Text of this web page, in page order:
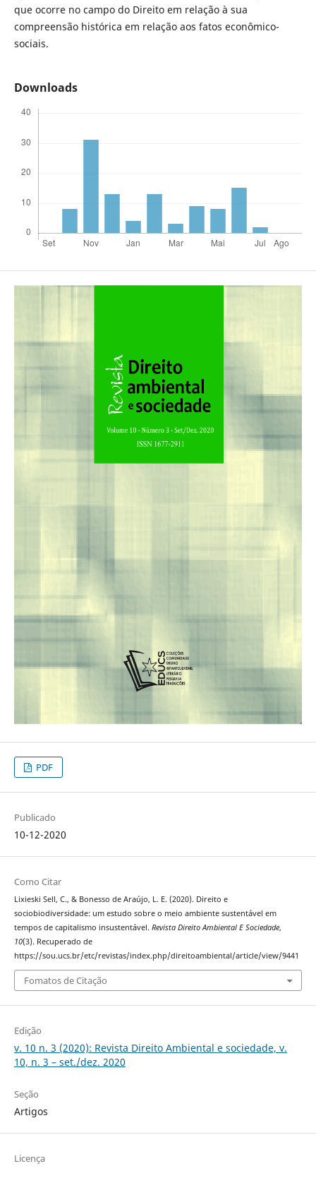
que ocorre no campo do Direito em relação à sua
compreensão histórica em relação aos fatos econômico-
sociais.
Downloads
PDF
Publicado
10-12-2020
Como Citar
Lixieski Sell, C., & Bonesso de Araújo, L. E. (2020). Direito e
sociobiodiversidade: um estudo sobre o meio ambiente sustentável em
tempos de capitalismo insustentável. Revista Direito Ambiental E Sociedade,
10(3). Recuperado de
https://sou.ucs.br/etc/revistas/index.php/direitoambiental/article/view/9441
Fomatos de Citação
Edição
v. 10 n. 3 (2020): Revista Direito Ambiental e sociedade, v.
10, n. 3 – set./dez. 2020
Seção
Artigos
Licença